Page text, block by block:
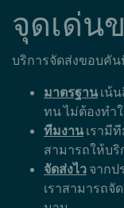
จุดเด่น
บริการจัดส่งขอบคัน
มาตรฐาน เน้
ทน ไม่ต้องทำ
ทีมงาน เรามี
สามารถให้บ
จัดส่งไว จากป
เราสามารถจั